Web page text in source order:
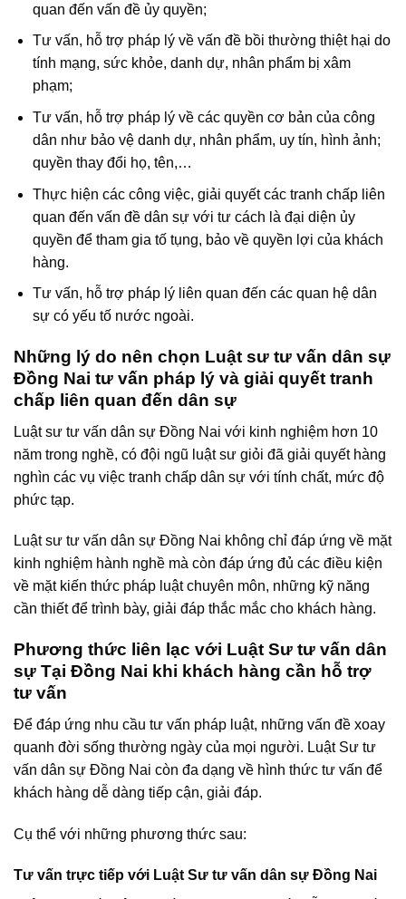
quan đến vấn đề ủy quyền;
Tư vấn, hỗ trợ pháp lý về vấn đề bồi thường thiệt hại do
tính mạng, sức khỏe, danh dự, nhân phẩm bị xâm
phạm;
Tư vấn, hỗ trợ pháp lý về các quyền cơ bản của công
dân như bảo vệ danh dự, nhân phẩm, uy tín, hình ảnh;
quyền thay đổi họ, tên,…
Thực hiện các công việc, giải quyết các tranh chấp liên
quan đến vấn đề dân sự với tư cách là đại diện ủy
quyền để tham gia tố tụng, bảo về quyền lợi của khách
hàng.
Tư vấn, hỗ trợ pháp lý liên quan đến các quan hệ dân
sự có yếu tố nước ngoài.
Những lý do nên chọn Luật sư tư vấn dân sự
Đồng Nai tư vấn pháp lý và giải quyết tranh
chấp liên quan đến dân sự
Luật sư tư vấn dân sự Đồng Nai với kinh nghiệm hơn 10
năm trong nghề, có đội ngũ luật sư giỏi đã giải quyết hàng
nghìn các vụ việc tranh chấp dân sự với tính chất, mức độ
phức tạp.
Luật sư tư vấn dân sự Đồng Nai không chỉ đáp ứng về mặt
kinh nghiệm hành nghề mà còn đáp ứng đủ các điều kiện
về mặt kiến thức pháp luật chuyên môn, những kỹ năng
cần thiết để trình bày, giải đáp thắc mắc cho khách hàng.
Phương thức liên lạc với Luật Sư tư vấn dân
sự Tại Đồng Nai khi khách hàng cần hỗ trợ
tư vấn
Để đáp ứng nhu cầu tư vấn pháp luật, những vấn đề xoay
quanh đời sống thường ngày của mọi người. Luật Sư tư
vấn dân sự Đồng Nai còn đa dạng về hình thức tư vấn để
khách hàng dễ dàng tiếp cận, giải đáp.
Cụ thể với những phương thức sau:
Tư vấn trực tiếp với Luật Sư tư vấn dân sự Đồng Nai